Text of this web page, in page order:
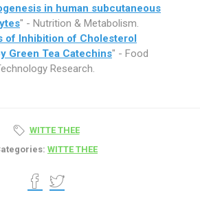
in human subcutaneous
" - Nutrition & Metabolism.
of Inhibition of Cholesterol
Green Tea Catechins" - Food
Research.
WITTE THEE
WITTE THEE